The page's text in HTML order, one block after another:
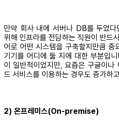
만약 회사 내에 서버나 DB를 두었다
위해 인프라를 전담하는 직원이 반드
어로 어떤 시스템을 구축할지만큼
기기를 어디에 둘 지에 대한 부분입
이 일반적이었지만, 요즘은 구글이
드 서비스를 이용하는 경우도 증가하
2) 온프레미스(On-premise)